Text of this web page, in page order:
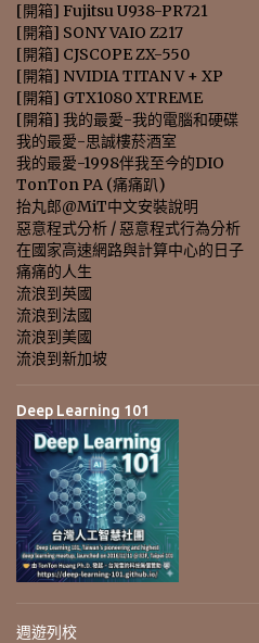
[開箱] Fujitsu U938-PR721
[開箱] SONY VAIO Z217
[開箱] CJSCOPE ZX-550
[開箱] NVIDIA TITAN V + XP
[開箱] GTX1080 XTREME
[開箱] 我的最愛-我的電腦和硬碟
我的最愛-思誠樓菸酒室
我的最愛-1998伴我至今的DIO
TonTon PA (痛痛趴)
抬丸郎@MiT中文安裝說明
惡意程式分析 / 惡意程式行為分析
在國家高速網路與計算中心的日子
痛痛的人生
流浪到英國
流浪到法國
流浪到美國
流浪到新加坡
Deep Learning 101
週遊列校